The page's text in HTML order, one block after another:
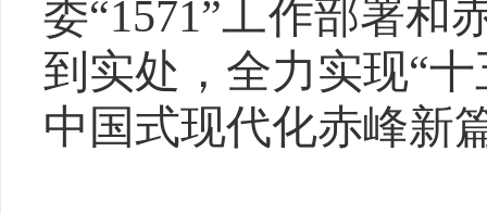
委“1571”工作部署和
到实处，全力实现“
中国式现代化赤峰新